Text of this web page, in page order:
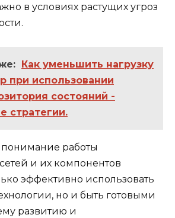
в условиях растущих угроз
Как уменьшить нагрузку
при использовании
состояний -
стратегии.
работы
и их компонентов
эффективно использовать
но и быть готовыми
развитию и